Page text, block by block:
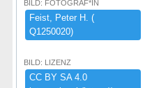
BILD: FOTOGRAF*IN
Feist,​ ​Peter ​H.​ ​(​
Q1250020)​
BILD: LIZENZ
CC ​BY ​SA ​4.​0 ​